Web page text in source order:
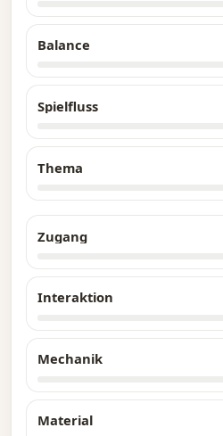
Balance
Spielfluss
Thema
Zugang
Interaktion
Mechanik
Material